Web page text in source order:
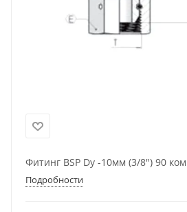
Фитинг BSP Dу -10мм (3/8") 90
Подробности